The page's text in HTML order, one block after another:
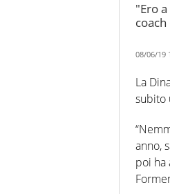
"Ero
08/06/19
La
subito
anno,
poi ha